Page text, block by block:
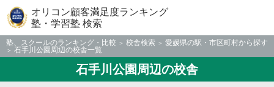
オリコン顧客満足度ランキング
塾・学習塾 検索
塾、スクールのランキング・比較 校舎検索
愛媛県の駅・市区町村から探す
石手川公園周辺の校舎一覧
石手川公園周辺の校舎